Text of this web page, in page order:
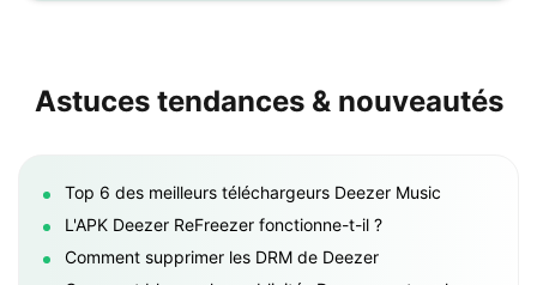
Astuces tendances & nouveautés
Top 6 des meilleurs téléchargeurs Deezer Music
L'APK Deezer ReFreezer fonctionne-t-il ?
Comment supprimer les DRM de Deezer